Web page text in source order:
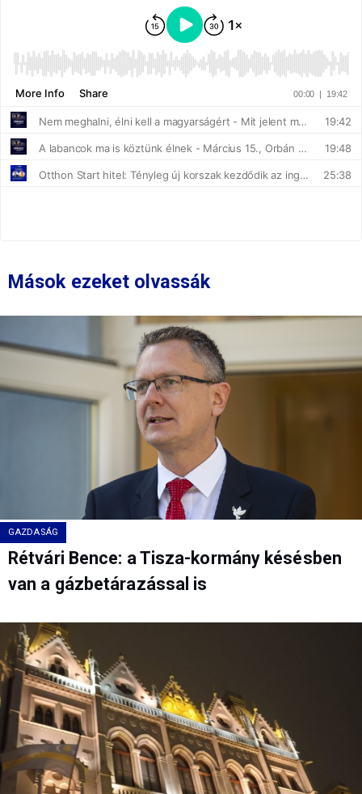
Mások ezeket olvassák
GAZDASÁG
Rétvári Bence: a Tisza-kormány késésben
van a gázbetárazással is